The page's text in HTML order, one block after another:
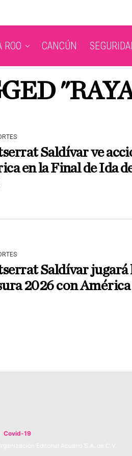
ROO CANCÚN
Saldívar ve
en la Final de Ida
Saldívar jugará
2026 con
Covid-19